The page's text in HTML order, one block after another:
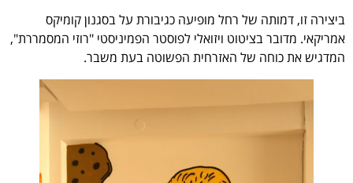
ביצירה זו, דמותה של רחל מופיעה כגיבורת על בסגנון קומיקס
אמריקאי. מדובר בציטוט ויזואלי לפוסטר הפמיניסטי "רוזי המסמררת",
המדגיש את כוחה של האזרחית הפשוטה בעת משבר.